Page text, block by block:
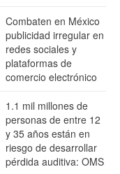
Combaten en México
publicidad irregular en
redes sociales y
plataformas de
comercio electrónico
1.1 mil millones de
personas de entre 12
y 35 años están en
riesgo de desarrollar
pérdida auditiva: OMS